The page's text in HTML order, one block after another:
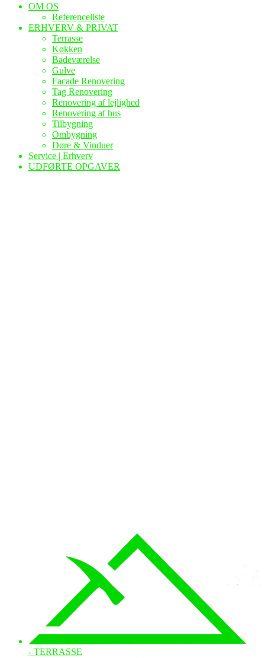
OM OS
Referenceliste
ERHVERV & PRIVAT
Terrasse
Køkken
Badeværelse
Gulve
Facade Renovering
Tag Renovering
Renovering af lejlighed
Renovering af hus
Tilbygning
Ombygning
Døre & Vinduer
Service | Erhverv
UDFØRTE OPGAVER
- TERRASSE